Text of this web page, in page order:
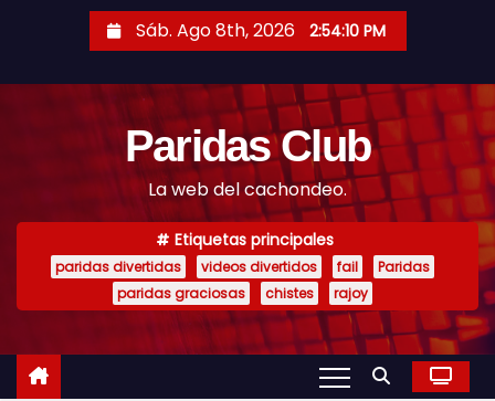
t
Sáb. Ago 8th, 2026 2:54:11 PM
Paridas Club
La web del cachondeo.
Etiquetas principales
paridas divertidas videos divertidos fail
Paridas
paridas graciosas
chistes rajoy